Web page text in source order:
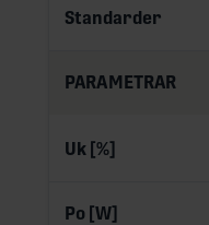
Standarder
PARAMETRAR
Uk [%]
Po [W]